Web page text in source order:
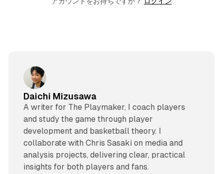
Daichi Mizusawa
A writer for The Playmaker, I coach players
and study the game through player
development and basketball theory. I
collaborate with Chris Sasaki on media and
analysis projects, delivering clear, practical
insights for both players and fans.